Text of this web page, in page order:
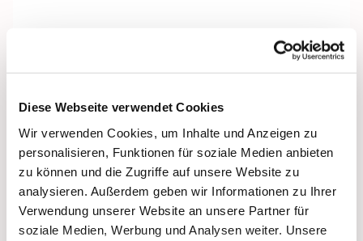
Diese Webseite verwendet Cookies
Wir verwenden Cookies, um Inhalte und Anzeigen zu
personalisieren, Funktionen für soziale Medien anbieten
zu können und die Zugriffe auf unsere Website zu
analysieren. Außerdem geben wir Informationen zu Ihrer
Verwendung unserer Website an unsere Partner für
soziale Medien, Werbung und Analysen weiter. Unsere